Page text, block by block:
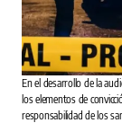
En el desarrollo de la
los elementos de
responsabilidad de los